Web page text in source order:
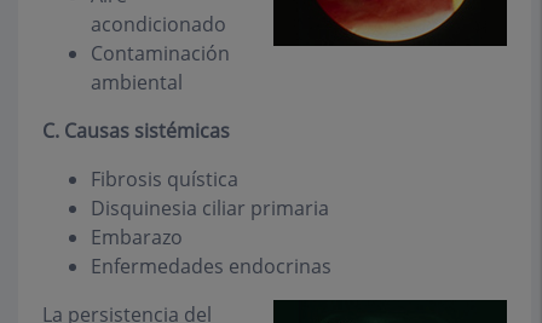
acondicionado
Contaminación
ambiental
C. Causas sistémicas
Fibrosis quística
Disquinesia ciliar primaria
Embarazo
Enfermedades endocrinas
La persistencia del